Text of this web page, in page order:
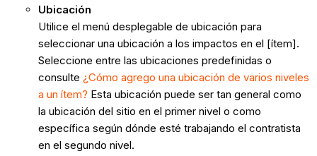
Ubicación
Utilice el menú desplegable de ubicación para
seleccionar una ubicación a los impactos en el [ítem].
Seleccione entre las ubicaciones predefinidas o
consulte ¿Cómo agrego una ubicación de varios niveles
a un ítem? Esta ubicación puede ser tan general como
la ubicación del sitio en el primer nivel o como
específica según dónde esté trabajando el contratista
en el segundo nivel.